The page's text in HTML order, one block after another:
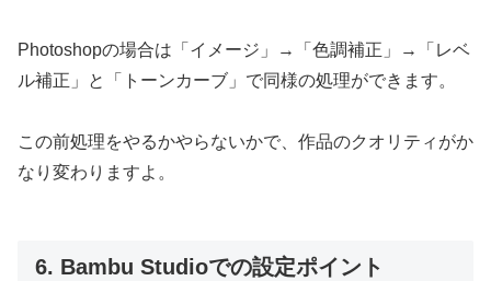
Photoshopの場合は「イメージ」→「色調補正」→「レベ
ル補正」と「トーンカーブ」で同様の処理ができます。
この前処理をやるかやらないかで、作品のクオリティがか
なり変わりますよ。
6. Bambu Studioでの設定ポイント